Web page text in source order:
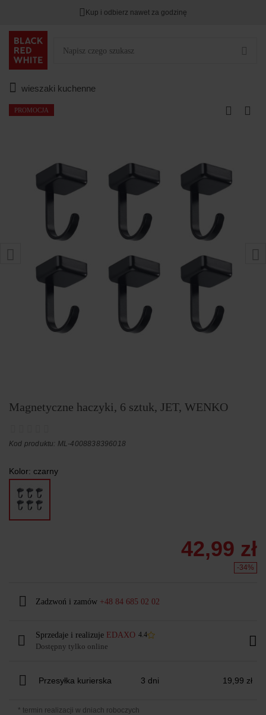
Kup i odbierz nawet za godzinę
wieszaki kuchenne
PROMOCJA
Magnetyczne haczyki, 6 sztuk, JET, WENKO
Kod produktu: ML-4008838396018
Kolor: czarny
42,99 zł
-34%
Zadzwoń i zamów +48 84 685 02 02
Sprzedaje i realizuje EDAXO 4.4
Dostępny tylko online
Przesyłka kurierska 3 dni 19,99 zł
* termin realizacji w dniach roboczych